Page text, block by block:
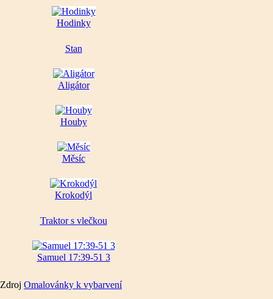
Hodinky
Stan
Aligátor
Houby
Měsíc
Krokodýl
Traktor s vlečkou
Samuel 17:39-51 3
Zdroj Omalovánky k vybarvení